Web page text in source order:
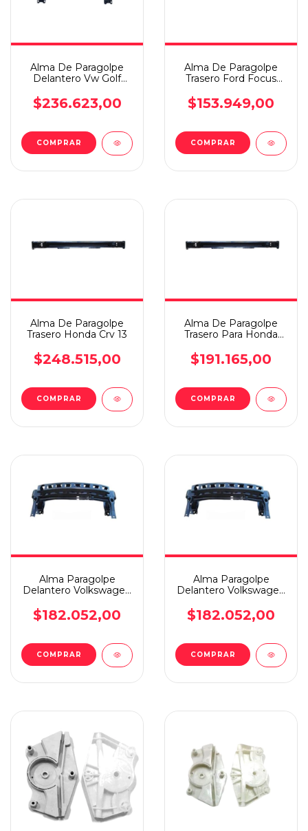
Alma De Paragolpe
Delantero Vw Golf
$236.623,00
COMPRAR
Alma De Paragolpe
Trasero Ford Focus
Ptas/kuga
$153.949,00
COMPRAR
Alma De Paragolpe
Trasero Honda Crv 13
$248.515,00
COMPRAR
Alma De Paragolpe
Trasero Para Honda
$191.165,00
COMPRAR
Alma Paragolpe
Delantero Volkswagen
$182.052,00
COMPRAR
Alma Paragolpe
Delantero Volkswagen
$182.052,00
COMPRAR